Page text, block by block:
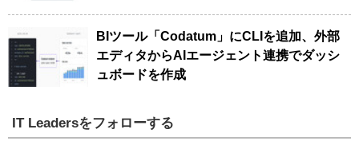
BIツール「Codatum」にCLIを追加、外部
エディタからAIエージェント連携でダッシ
ュボードを作成
IT Leadersをフォローする